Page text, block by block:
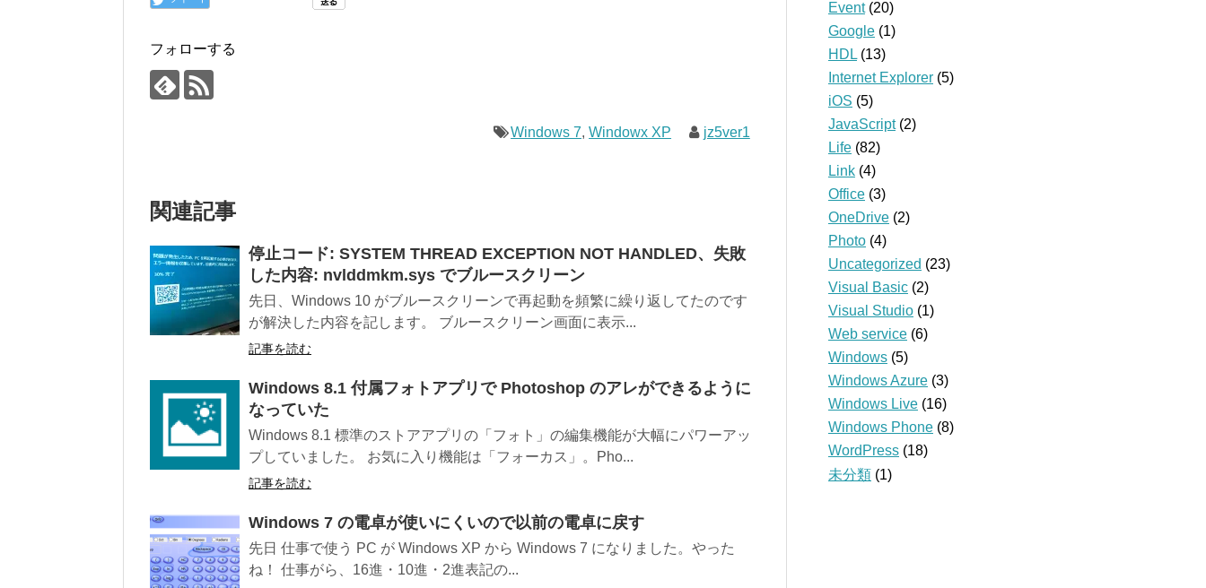
フォローする
Windows 7,Windowx XP jz5ver1
関連記事
停止コード: SYSTEM THREAD EXCEPTION NOT HANDLED、失敗
した内容: nvlddmkm.sys でブルースクリーン
先日、Windows 10 がブルースクリーンで再起動を頻繁に繰り返してたのです
が解決した内容を記します。 ブルースクリーン画面に表示...
記事を読む
Windows 8.1 付属フォトアプリで Photoshop のアレができるように
なっていた
Windows 8.1 標準のストアアプリの「フォト」の編集機能が大幅にパワーアッ
プしていました。 お気に入り機能は「フォーカス」。Pho...
記事を読む
Windows 7 の電卓が使いにくいので以前の電卓に戻す
先日 仕事で使う PC が Windows XP から Windows 7 になりました。やった
ね！ 仕事がら、16進・10進・2進表記の...
Event(20)
Google (1)
HDL (13)
Internet Explorer (5)
iOS (5)
JavaScript(2)
Life (82)
Link (4)
Office (3)
OneDrive (2)
Photo (4)
Uncategorized (23)
Visual Basic (2)
Visual Studio (1)
Web service (6)
Windows (5)
Windows Azure (3)
Windows Live (16)
Windows Phone (8)
WordPress (18)
未分類 (1)